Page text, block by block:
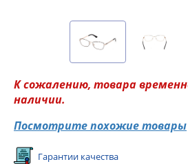
К сожалению, товара
наличии.
Посмотрите похожие товары
Гарантии качества